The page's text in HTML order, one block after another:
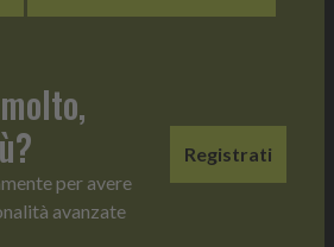
per avere
avanzate
Registrati